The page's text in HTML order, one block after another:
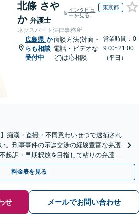
北條 さや
か 弁護士
インタビュ
ーを見る
東京都
ネクスパート法律事務所
広島県 か
らも相談
受付中
面談方法(対面・
電話・ビデオな
ど)は応相談
営業時間：0
9:00~21:00
（平日）
】痴漢・盗撮・不同意わいせつで逮捕され
。刑事事件の示談交渉の経験豊富な弁護
起訴・早期釈放を目指して粘りの弁護活
料金表を見る
せ メールでお問い合わせ